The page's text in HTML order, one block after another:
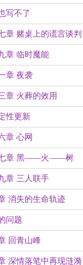
写不了
章 赌桌上的谎言谈判
章 临时魔能
章 夜袭
章 火葬的效用
性更新
章 心网
七章 黑——火——树
章 三人联手
消失的生命轨迹
问题
回青山峰
深情落笔中再现涟漪